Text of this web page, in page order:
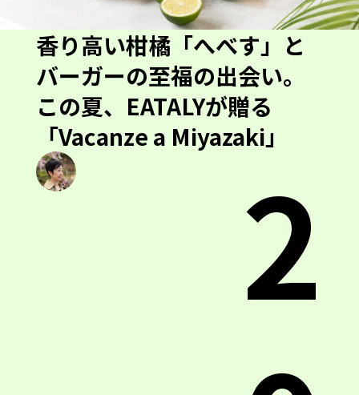
香り高い柑橘「へべす」と
バーガーの至福の出会い。
この夏、EATALYが贈る
「Vacanze a Miyazaki」
2